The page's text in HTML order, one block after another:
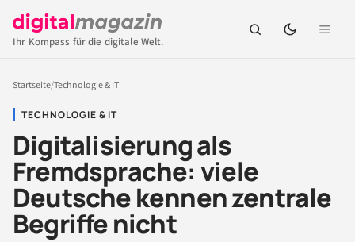
Ihr Kompass für die digitale Welt.
Startseite/Technologie & IT
TECHNOLOGIE & IT
Digitalisierung als
Fremdsprache: viele
Deutsche kennen zentrale
Begriffe nicht